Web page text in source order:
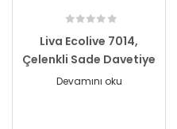
Liva Ecolive 7014,
Çelenkli Sade Davetiye
Devamını oku